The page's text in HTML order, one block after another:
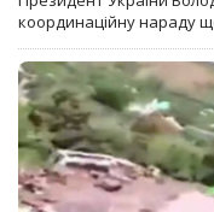
координаційну нараду